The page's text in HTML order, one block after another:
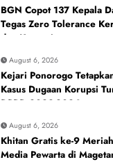
BGN Copot 137 Kepala
Tegas Zero Tolerance
dan Korupsi
August 6, 2026
Kejari Ponorogo
Kasus Dugaan Korupsi
DPRD 2023-2026
August 6, 2026
Khitan Gratis ke-9
Media Pewarta di